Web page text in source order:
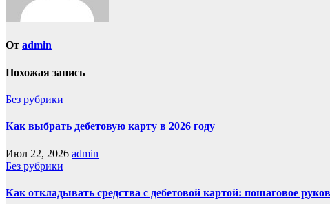
От admin
Похожая запись
Без рубрики
Как выбрать дебетовую карту в 2026 году
Июл 22, 2026 admin
Без рубрики
Как откладывать средства с дебетовой картой: пошаговое